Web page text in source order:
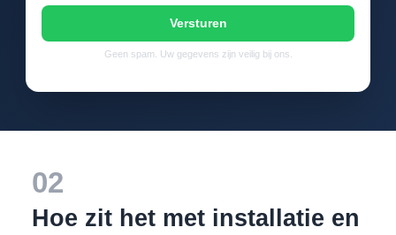
Versturen
Geen spam. Uw gegevens zijn veilig bij ons.
02
Hoe zit het met installatie en